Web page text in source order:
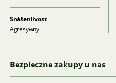
Snášenlivost
Agresywny
Bezpieczne zakupy u nas